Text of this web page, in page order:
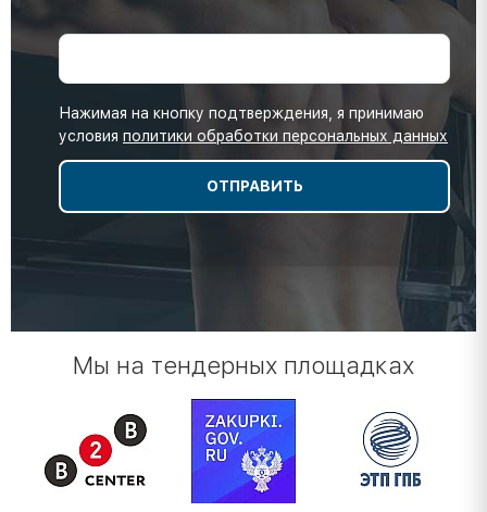
Нажимая на кнопку подтверждения, я принимаю
условия политики обработки персональных данных
Мы на тендерных площадках